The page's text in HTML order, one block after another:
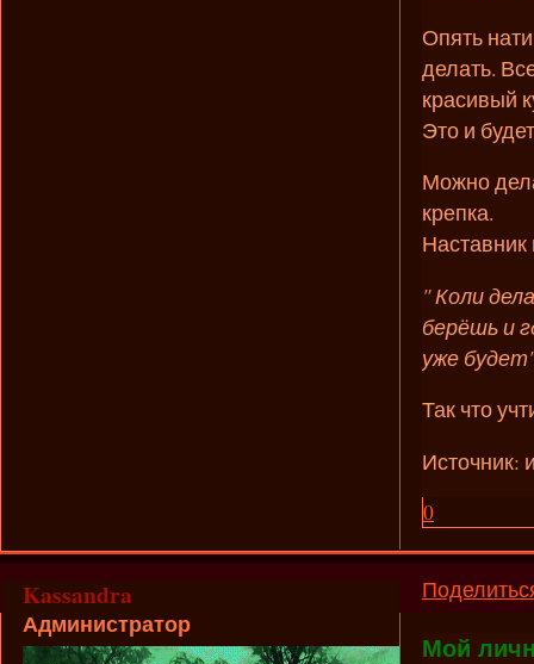
Опять
делать.
красивый
Это и
Можно
крепка.
Наставник
" Коли
берёшь и
уже
Так что
Источник:
0
Kassandra
Администратор
Мой